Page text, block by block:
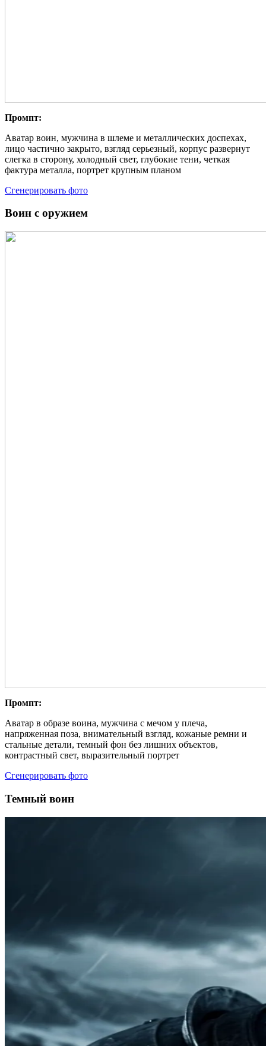
Промпт:
Аватар воин, мужчина в шлеме и металлических доспехах,
лицо частично закрыто, взгляд серьезный, корпус развернут
слегка в сторону, холодный свет, глубокие тени, четкая
фактура металла, портрет крупным планом
Сгенерировать фото
Воин с оружием
Промпт:
Аватар в образе воина, мужчина с мечом у плеча,
напряженная поза, внимательный взгляд, кожаные ремни и
стальные детали, темный фон без лишних объектов,
контрастный свет, выразительный портрет
Сгенерировать фото
Темный воин